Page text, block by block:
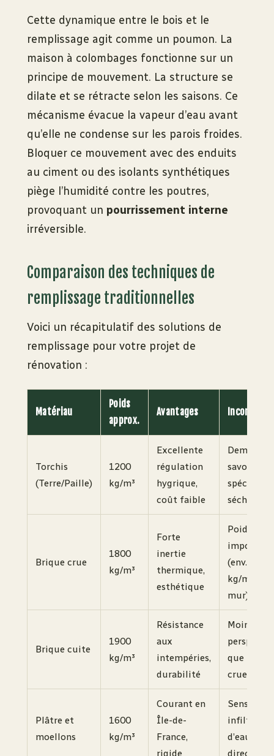
Cette dynamique entre le bois et le
remplissage agit comme un poumon. La
maison à colombages fonctionne sur un
principe de mouvement. La structure se
dilate et se rétracte selon les saisons. Ce
mécanisme évacue la vapeur d’eau avant
qu’elle ne condense sur les parois froides.
Bloquer ce mouvement avec des enduits
au ciment ou des isolants synthétiques
piège l’humidité contre les poutres,
provoquant un pourrissement interne
irréversible.
Comparaison des techniques de
remplissage traditionnelles
Voici un récapitulatif des solutions de
remplissage pour votre projet de
rénovation :
Matériau
Poids
approx.
Avantages
Torchis
(Terre/Paille)
1200
kg/m³
Excellente
régulation
hygrique,
coût faible
Demande
savoir-
séchage
Brique crue
1800
kg/m³
Forte
inertie
thermique,
esthétique
Poids
important
(env. 250
kg/m² de
mur)
Brique cuite
1900
kg/m³
Résistance
aux
intempéries,
durabilité
Moins
perspirant
que la
crue
Plâtre et
moellons
1600
kg/m³
Courant en
Île-de-
France,
rigide
Sensible
d’eau
directes